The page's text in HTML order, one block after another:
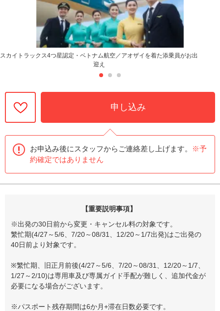
スカイトラックス4つ星認定・ベトナム航空／アオザイを着た添乗員がお出
迎え
申し込み
お申込み後にスタッフからご連絡差し上げます。
※予
約確定ではありません
【重要説明事項】
※出発の30日前から変更・キャンセル料の対象です。
繁忙期(4/27～5/6、7/20～08/31、12/20～1/7出発)はご出発の
40日前より対象です。
※繁忙期、旧正月前後(4/27～5/6、7/20～08/31、12/20～1/7、
1/27～2/10)は専用車及び専属ガイド手配が難しく、追加代金が
必要になる場合がございます。
※パスポート残存期間は6か月+滞在日数必要です。